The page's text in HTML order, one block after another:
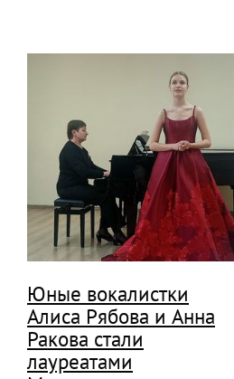
Юные вокалистки
Алиса Рябова и Анна
Ракова стали
лауреатами